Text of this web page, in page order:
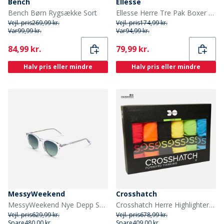
Bench Børn Rygsække Sort
Vejl. pris269,99 kr.
Var99,99 kr.
Current
84,99 kr.
Halv pris eller mindre
Ellesse Herre Tre Pak Boxer Underbukser Navy / Rød / Khaki
Vejl. pris174,99 kr.
Var94,99 kr.
Current
79,99 kr.
Halv pris eller mindre
MessyWeekend
MessyWeekend Nye Depp Solbriller Crystal
Vejl. pris629,99 kr.
Crosshatch
Crosshatch Herre Highlighter 12-pak Boksershorts Assorteret
Vejl. pris678,99 kr.